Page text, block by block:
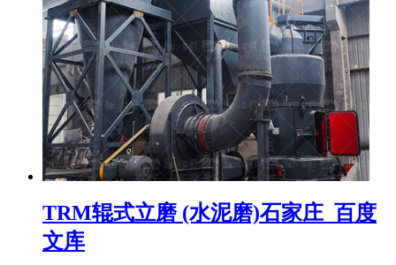
TRM辊式立磨 (水泥磨)石家庄_百度
文库